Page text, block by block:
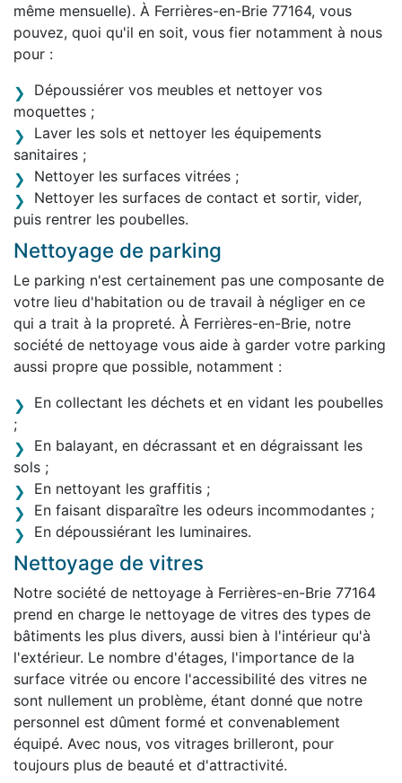
même mensuelle). À Ferrières-en-Brie 77164, vous
pouvez, quoi qu'il en soit, vous fier notamment à nous
pour :
Dépoussiérer vos meubles et nettoyer vos
moquettes ;
Laver les sols et nettoyer les équipements
sanitaires ;
Nettoyer les surfaces vitrées ;
Nettoyer les surfaces de contact et sortir, vider,
puis rentrer les poubelles.
Nettoyage de parking
Le parking n'est certainement pas une composante de
votre lieu d'habitation ou de travail à négliger en ce
qui a trait à la propreté. À Ferrières-en-Brie, notre
société de nettoyage vous aide à garder votre parking
aussi propre que possible, notamment :
En collectant les déchets et en vidant les poubelles
;
En balayant, en décrassant et en dégraissant les
sols ;
En nettoyant les graffitis ;
En faisant disparaître les odeurs incommodantes ;
En dépoussiérant les luminaires.
Nettoyage de vitres
Notre société de nettoyage à Ferrières-en-Brie 77164
prend en charge le nettoyage de vitres des types de
bâtiments les plus divers, aussi bien à l'intérieur qu'à
l'extérieur. Le nombre d'étages, l'importance de la
surface vitrée ou encore l'accessibilité des vitres ne
sont nullement un problème, étant donné que notre
personnel est dûment formé et convenablement
équipé. Avec nous, vos vitrages brilleront, pour
toujours plus de beauté et d'attractivité.